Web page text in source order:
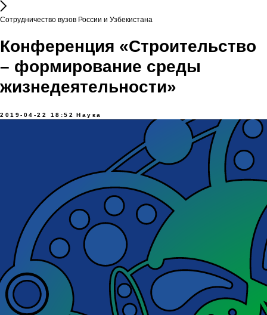
Сотрудничество вузов России и Узбекистана
Конференция «Строительство
– формирование среды
жизнедеятельности»
2019-04-22 18:52 Наука